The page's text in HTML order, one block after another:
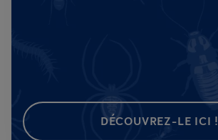
DÉCOUVREZ-LE ICI !